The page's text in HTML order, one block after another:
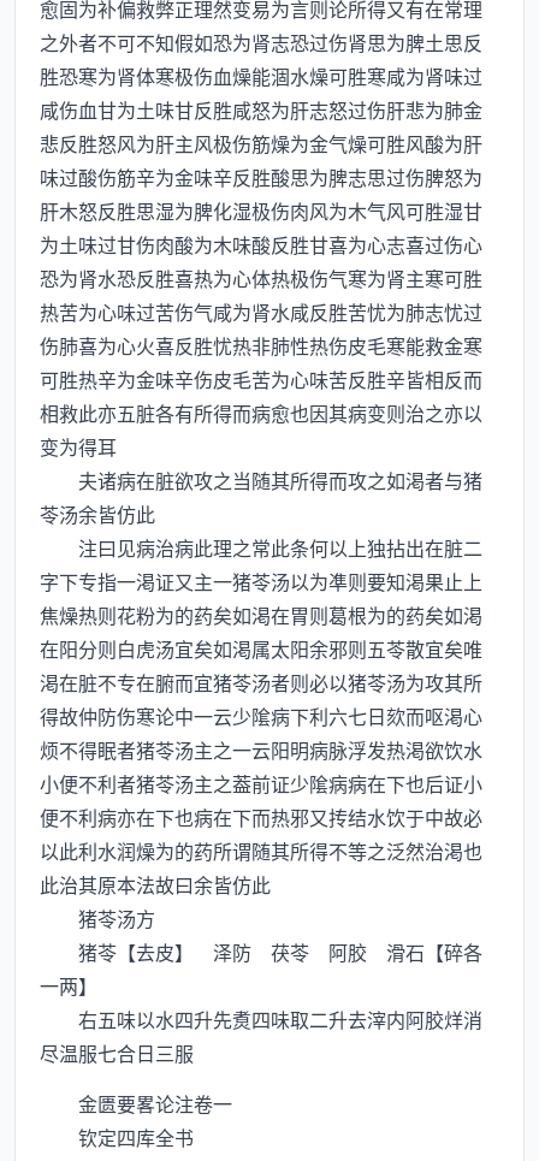
愈固为补偏救弊正理然变易为言则论所得又有在常理
之外者不可不知假如恐为肾志恐过伤肾思为脾土思反
胜恐寒为肾体寒极伤血燥能涸水燥可胜寒咸为肾味过
咸伤血甘为土味甘反胜咸怒为肝志怒过伤肝悲为肺金
悲反胜怒风为肝主风极伤筋燥为金气燥可胜风酸为肝
味过酸伤筋辛为金味辛反胜酸思为脾志思过伤脾怒为
肝木怒反胜思湿为脾化湿极伤肉风为木气风可胜湿甘
为土味过甘伤肉酸为木味酸反胜甘喜为心志喜过伤心
恐为肾水恐反胜喜热为心体热极伤气寒为肾主寒可胜
热苦为心味过苦伤气咸为肾水咸反胜苦忧为肺志忧过
伤肺喜为心火喜反胜忧热非肺性热伤皮毛寒能救金寒
可胜热辛为金味辛伤皮毛苦为心味苦反胜辛皆相反而
相救此亦五脏各有所得而病愈也因其病变则治之亦以
变为得耳
夫诸病在脏欲攻之当随其所得而攻之如渇者与猪
苓汤余皆仿此
注曰见病治病此理之常此条何以上独拈出在脏二
字下专指一渇证又主一猪苓汤以为凖则要知渇果止上
焦燥热则花粉为的药矣如渇在胃则葛根为的药矣如渇
在阳分则白虎汤宜矣如渇属太阳余邪则五苓散宜矣唯
渇在脏不专在腑而宜猪苓汤者则必以猪苓汤为攻其所
得故仲防伤寒论中一云少隂病下利六七日欬而呕渇心
烦不得眠者猪苓汤主之一云阳明病脉浮发热渇欲饮水
小便不利者猪苓汤主之葢前证少隂病病在下也后证小
便不利病亦在下也病在下而热邪又抟结水饮于中故必
以此利水润燥为的药所谓随其所得不等之泛然治渇也
此治其原本法故曰余皆仿此
猪苓汤方
猪苓【去皮】 泽防 茯苓 阿胶 滑石【碎各
一两】
右五味以水四升先煑四味取二升去滓内阿胶烊消
尽温服七合日三服
金匮要畧论注卷一
钦定四库全书